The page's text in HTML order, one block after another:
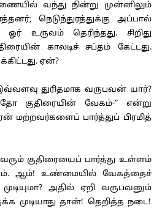
வந்து நின்று முன்னிலும்
நெடுந்துரத்துக்கு அப்பால்
உருவம் தெரிந்தது. சிறிது
காலடிச் சப்தம் கேட்டது.
ஏன்?
துரிதமாக வருபவன் யார்?
குதிரையின் வேகம்-” என்று
மற்றவர்களைப் பார்த்துப் பிரமித்
குதிரையைப் பார்த்து உள்ளம்
ஆம்! உண்மையில் வேகத்தைச்
அதில் ஏறி வருபவனும்
முடியாது தான்! தெறித்த நடை!